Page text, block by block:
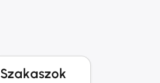
Szakaszok